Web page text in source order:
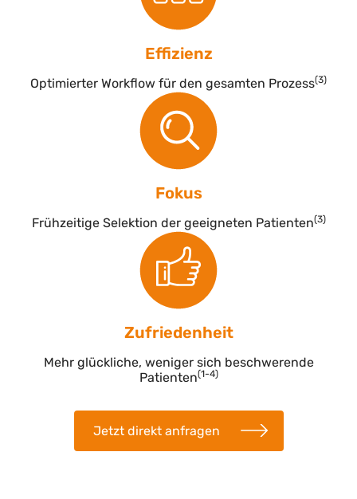
Effizienz
Optimierter Workflow für den gesamten Prozess(3)
Fokus
Frühzeitige Selektion der geeigneten Patienten(3)
Zufriedenheit
Mehr glückliche, weniger sich beschwerende
Patienten(1-4)
Jetzt direkt anfragen